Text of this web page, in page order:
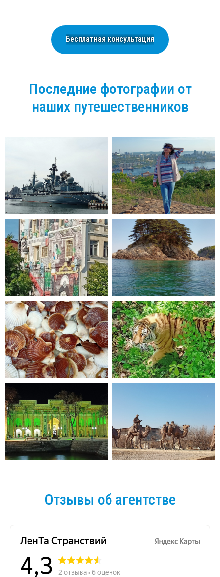
Бесплатная консультация
Последние фотографии от
наших путешественников
Отзывы об агентстве